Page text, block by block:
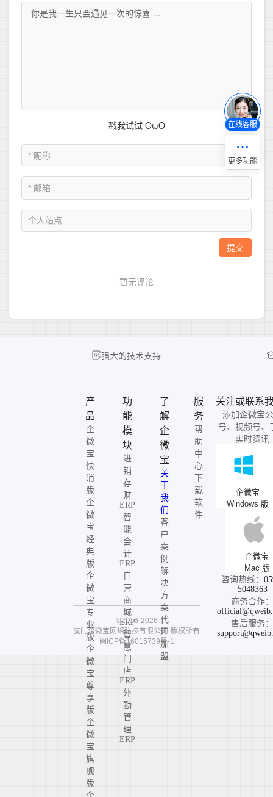
强大的技术支持
产
品
企
微
宝
快
消
版
企
微
宝
经
典
版
企
微
宝
专
业
版
企
微
宝
尊
享
版
企
微
宝
旗
舰
版
功
能
模
块
进
销
存
财
ERP
智
能
会
计
ERP
自
营
商
城
ERP
智
慧
门
店
ERP
外
勤
管
理
ERP
了
解
企
微
宝
关
于
我
们
客
户
案
例
解
决
方
案
代
理
加
盟
服
务
帮
助
中
心
下
载
软
件
关注或联系
添加企微宝
号、视频号、
实时资讯
企微宝
Windows 版
企微宝
Mac 版
咨询热线：
5048363
商务合作：
售后服务：
©2016-2026
厦门企微宝网络科技有限公司 版权所有
闽ICP备16015739号-1
在线客服